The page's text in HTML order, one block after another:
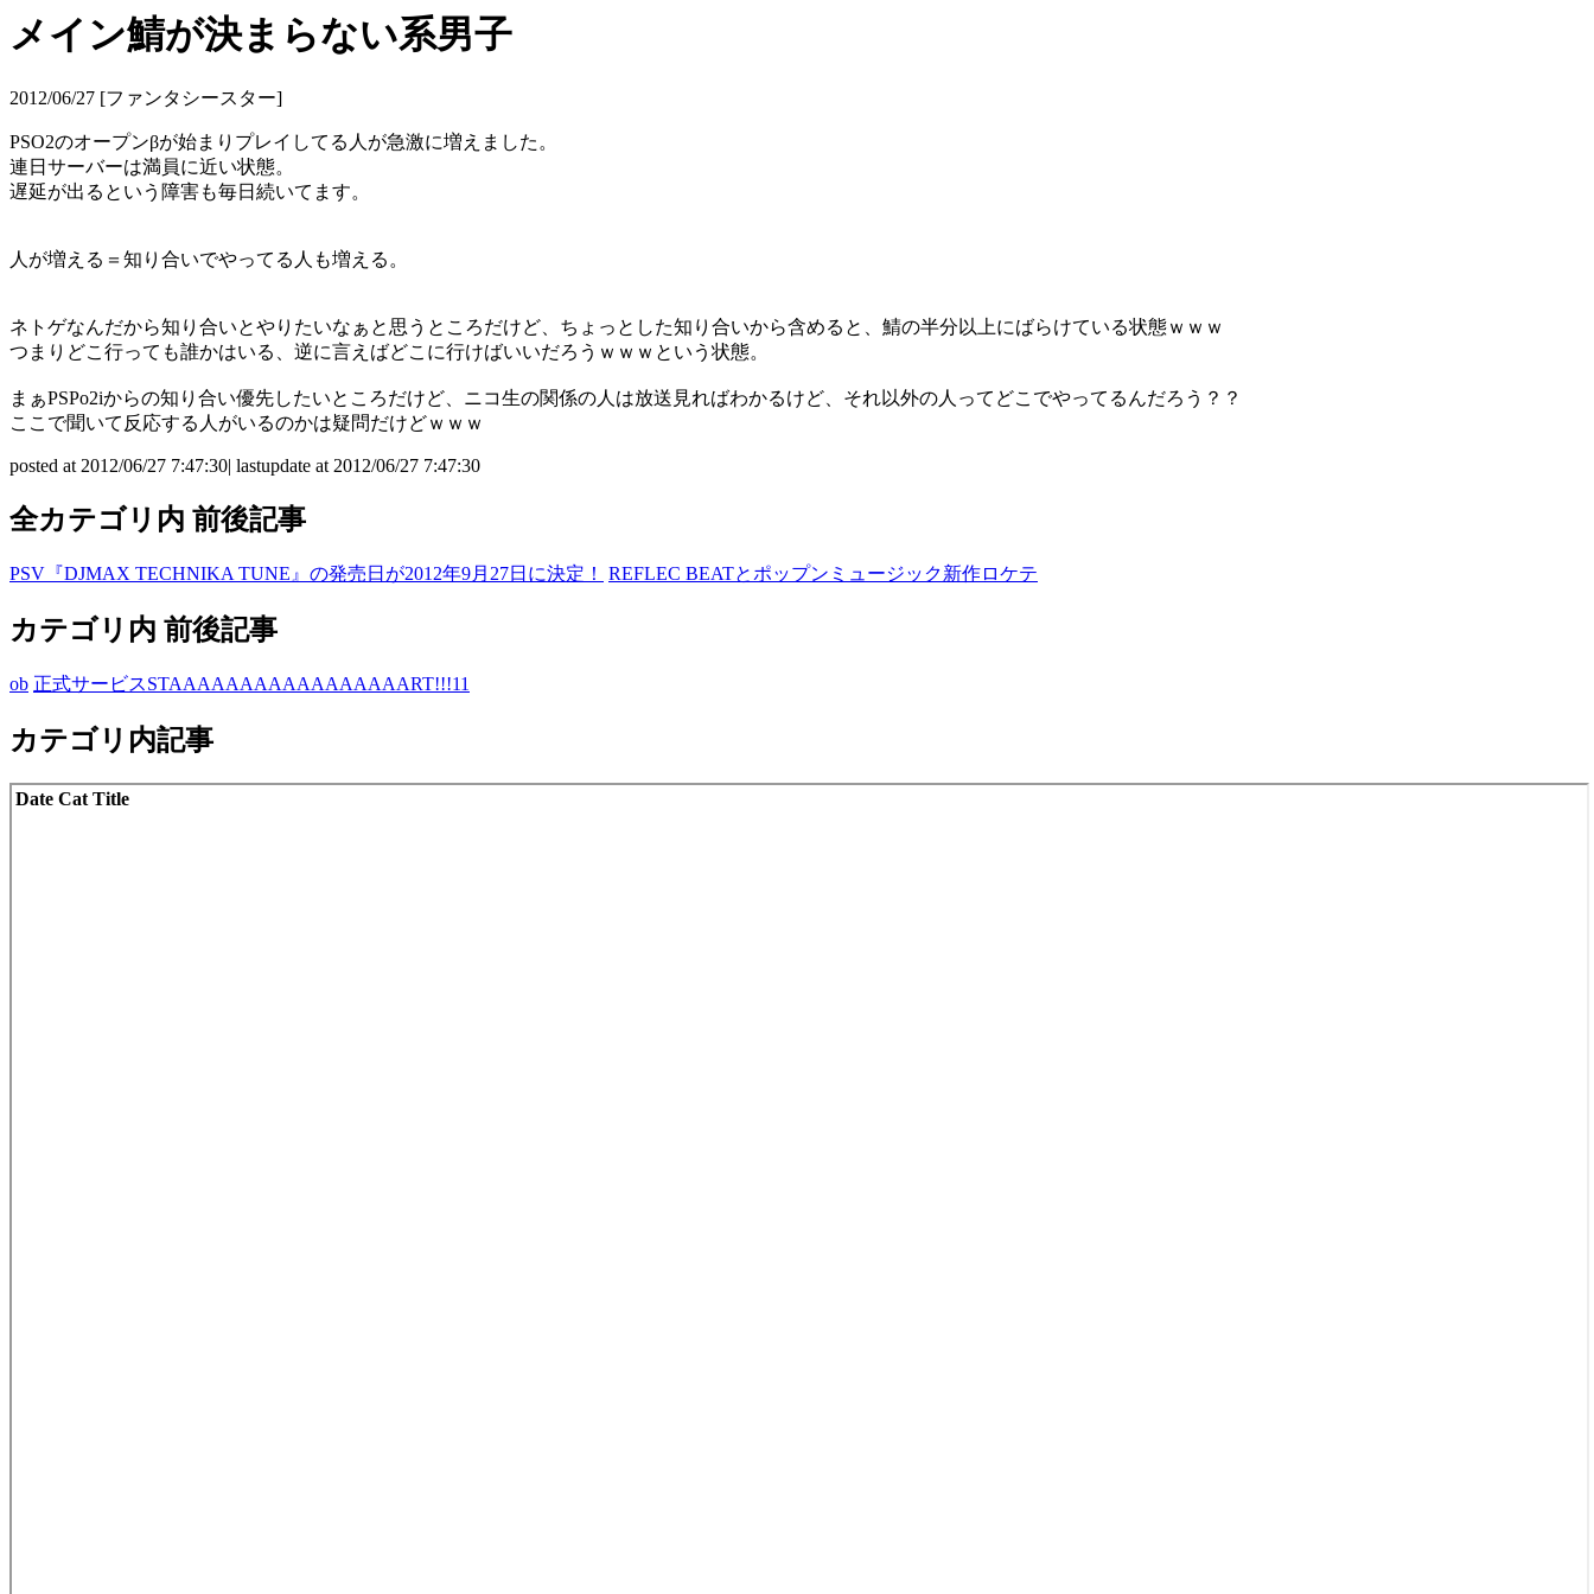
メイン鯖が決まらない系男子
2012/06/27 [ファンタシースター]
PSO2のオープンβが始まりプレイしてる人が急激に増えました。
連日サーバーは満員に近い状態。
遅延が出るという障害も毎日続いてます。
人が増える＝知り合いでやってる人も増える。
ネトゲなんだから知り合いとやりたいなぁと思うところだけど、ちょっとした知り合いから含めると、鯖の半分以上にばらけている状態ｗｗｗ
つまりどこ行っても誰かはいる、逆に言えばどこに行けばいいだろうｗｗｗという状態。
まぁPSPo2iからの知り合い優先したいところだけど、ニコ生の関係の人は放送見ればわかるけど、それ以外の人ってどこでやってるんだろう？？
ここで聞いて反応する人がいるのかは疑問だけどｗｗｗ
posted at 2012/06/27 7:47:30| lastupdate at 2012/06/27 7:47:30
全カテゴリ内 前後記事
PSV『DJMAX TECHNIKA TUNE』の発売日が2012年9月27日に決定！ REFLEC BEATとポップンミュージック新作ロケテ
カテゴリ内 前後記事
ob 正式サービスSTAAAAAAAAAAAAAAAAART!!!11
カテゴリ内記事